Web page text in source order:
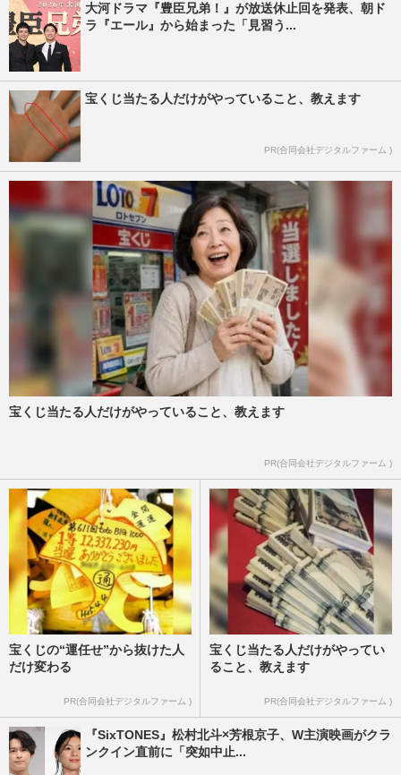
大河ドラマ『豊臣兄弟！』が放送休止回を発表、朝ド
ラ『エール』から始まった「見習う...
宝くじ当たる人だけがやっていること、教えます
PR(合同会社デジタルファーム )
宝くじ当たる人だけがやっていること、教えます
PR(合同会社デジタルファーム )
宝くじの“運任せ”から抜けた人
だけ変わる
PR(合同会社デジタルファーム )
宝くじ当たる人だけがやってい
ること、教えます
PR(合同会社デジタルファーム )
『SixTONES』松村北斗×芳根京子、W主演映画がクラ
ンクイン直前に「突如中止...